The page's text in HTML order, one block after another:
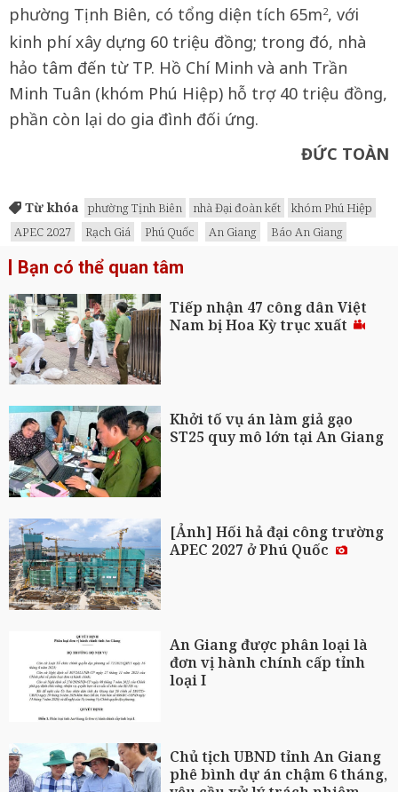
phường Tịnh Biên, có tổng diện tích 65m2, với
kinh phí xây dựng 60 triệu đồng; trong đó, nhà
hảo tâm đến từ TP. Hồ Chí Minh và anh Trần
Minh Tuân (khóm Phú Hiệp) hỗ trợ 40 triệu đồng,
phần còn lại do gia đình đối ứng.
ĐỨC TOÀN
Từ khóa phường Tịnh Biên nhà Đại đoàn kết
khóm Phú Hiệp
APEC 2027
Rạch Giá Phú Quốc An Giang Báo An Giang
Bạn có thể quan tâm
Tiếp nhận 47 công dân Việt
Nam bị Hoa Kỳ trục xuất
Khởi tố vụ án làm giả gạo
ST25 quy mô lớn tại An Giang
[Ảnh] Hối hả đại công trường
APEC 2027 ở Phú Quốc
An Giang được phân loại là
đơn vị hành chính cấp tỉnh
loại I
Chủ tịch UBND tỉnh An Giang
phê bình dự án chậm 6 tháng,